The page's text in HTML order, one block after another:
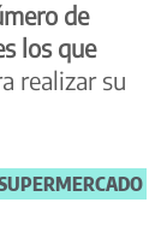
de
los que
realizar su